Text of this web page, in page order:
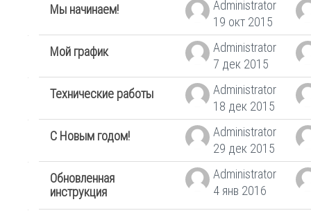
из
обсуждений
Мы начинаем!
Administrator
19 окт 2015
Мой график
Administrator
7 дек 2015
Технические работы
Administrator
18 дек 2015
С Новым годом!
Administrator
29 дек 2015
Обновленная
инструкция
Administrator
4 янв 2016